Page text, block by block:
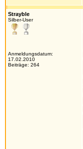
Strayble
Silber-User
Anmeldungsdatum:
17.02.2010
Beiträge: 264